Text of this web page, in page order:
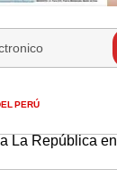
PERÚ
La República en